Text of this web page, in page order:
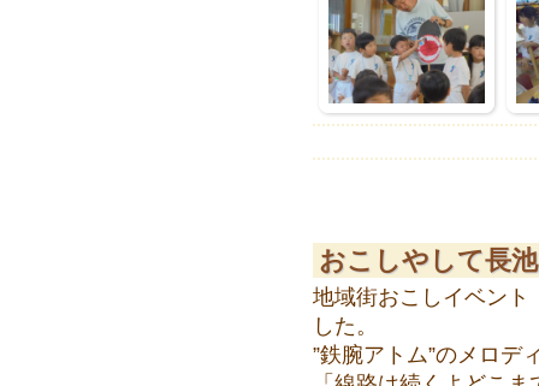
おこしやして長
地域街おこしイベント
した。
”鉄腕アトム”のメロデ